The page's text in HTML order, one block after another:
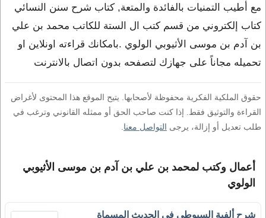
مع أطيب التمنيات بالفائدة والمتعة, كتاب شرح سنن النسائي
كتاب إلكتروني من قسم كتب ال الستة للكاتب محمد بن علي
بن آدم بن موسى الأثيوبي الولوي .بامكانك قراءته اونلاين او
تحميله مجاناً على جهازك لتصفحه بدون اتصال بالانترنت
حقوق الملكية الفكرية محفوظة لأصحابها. يتيح الموقع هذا المحتوى لأغراض
القراءة والتوثيق فقط. إذا كنت صاحب الحق أو ممثله القانوني وترغب في
طلب تعديل أو إزالة، يرجى التواصل معنا
أعمال وكتب لمحمد بن علي بن آدم بن موسى الأثيوبي
الولوي
شرح ألفية السيوطي في الحديث المسماة